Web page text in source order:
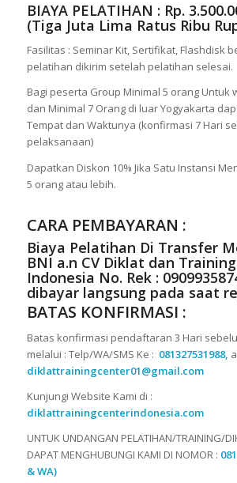
BIAYA PELATIHAN : Rp.
(Tiga Juta Lima Ratus Ribu
Fasilitas : Seminar Kit, Sertifikat, Flashdisk
pelatihan dikirim setelah pelatihan selesai.
Bagi peserta Group Minimal 5 orang Untuk
dan Minimal 7 Orang di luar Yogyakarta
Tempat dan Waktunya (konfirmasi 7 Hari
pelaksanaan)
Dapatkan Diskon 10% Jika Satu Instansi
5 orang atau lebih.
CARA PEMBAYARAN :
Biaya Pelatihan Di Transfer
BNI a.n CV Diklat dan
Indonesia No. Rek :
dibayar langsung pada saat
BATAS KONFIRMASI :
Batas konfirmasi pendaftaran 3 Hari
melalui : Telp/WA/SMS Ke : 081327531988,
diklattrainingcenter01@gmail.com
Kunjungi Website Kami di :
diklattrainingcenterindonesia.com
UNTUK UNDANGAN PELATIHAN/TRAINING/
DAPAT MENGHUBUNGI KAMI DI NOMOR :
& WA)